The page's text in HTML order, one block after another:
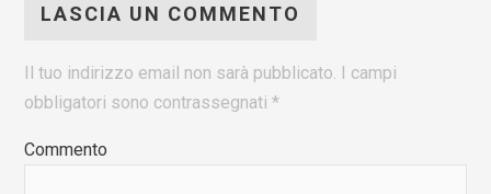
LASCIA UN COMMENTO
Il tuo indirizzo email non sarà pubblicato. I campi
obbligatori sono contrassegnati*
Commento